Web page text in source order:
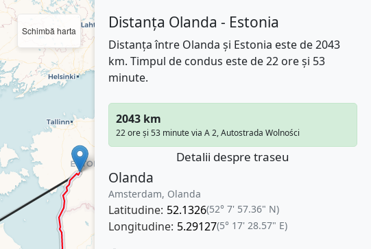
Schimbă harta Distanța Olanda - Estonia
Distanța între Olanda și Estonia este de 2043
km. Timpul de condus este de 22 ore și 53
minute.
2043 km
22 ore și 53 minute via A 2, Autostrada Wolności
Detalii despre traseu
Olanda
Amsterdam, Olanda
Latitudine: 52.1326(52° 7' 57.36" N)
Longitudine: 5.29127(5° 17' 28.57" E)